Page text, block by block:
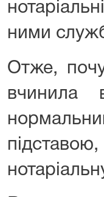
ними
Отже,
вчинила